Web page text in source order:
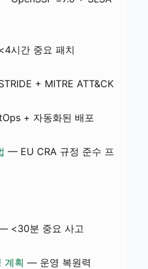
시간 중요 패치
+ MITRE ATT&CK
+ 자동화된 배포
— EU CRA 규정 준수 프
<30분 중요 사고
계획 — 운영 복원력